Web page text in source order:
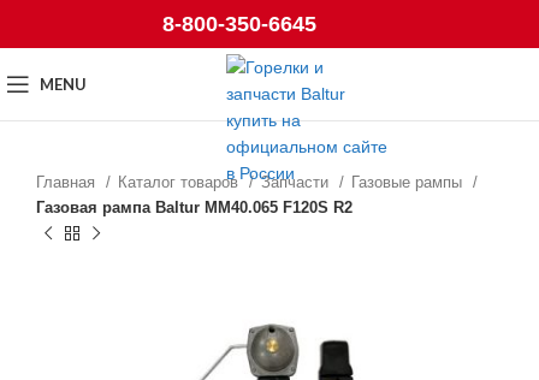
8-800-350-6645
MENU
Главная Каталог товаров Запчасти
Газовые рампы
Газовая рампа Baltur MM40.065 F120S R2